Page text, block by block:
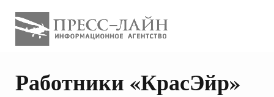
Работники «КрасЭйр»